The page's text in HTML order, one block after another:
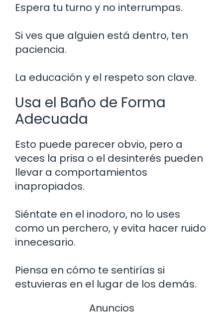
Espera tu turno y no interrumpas.
Si ves que alguien está dentro, ten
paciencia.
La educación y el respeto son clave.
Usa el Baño de Forma
Adecuada
Esto puede parecer obvio, pero a
veces la prisa o el desinterés pueden
llevar a comportamientos
inapropiados.
Siéntate en el inodoro, no lo uses
como un perchero, y evita hacer ruido
innecesario.
Piensa en cómo te sentirías si
estuvieras en el lugar de los demás.
Anuncios